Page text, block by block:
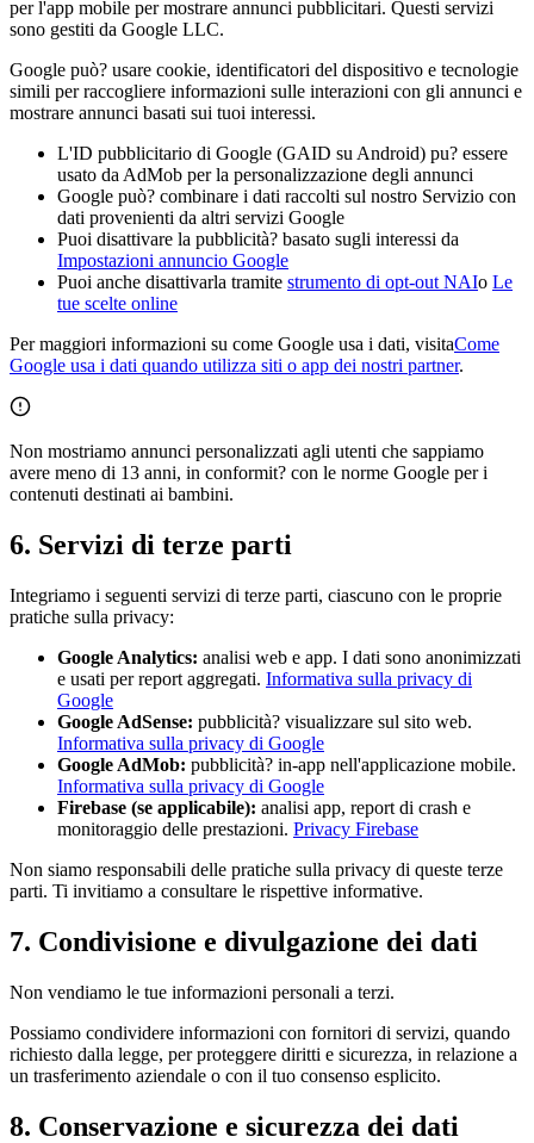
per l'app mobile per mostrare annunci pubblicitari. Questi servizi
sono gestiti da Google LLC.
Google può? usare cookie, identificatori del dispositivo e tecnologie
simili per raccogliere informazioni sulle interazioni con gli annunci e
mostrare annunci basati sui tuoi interessi.
L'ID pubblicitario di Google (GAID su Android) pu? essere
usato da AdMob per la personalizzazione degli annunci
Google può? combinare i dati raccolti sul nostro Servizio con
dati provenienti da altri servizi Google
Puoi disattivare la pubblicità? basato sugli interessi da
Impostazioni annuncio Google
Puoi anche disattivarla tramite strumento di opt-out NAIo Le
tue scelte online
Per maggiori informazioni su come Google usa i dati, visitaCome
Google usa i dati quando utilizza siti o app dei nostri partner.
Non mostriamo annunci personalizzati agli utenti che sappiamo
avere meno di 13 anni, in conformit? con le norme Google per i
contenuti destinati ai bambini.
6. Servizi di terze parti
Integriamo i seguenti servizi di terze parti, ciascuno con le proprie
pratiche sulla privacy:
Google Analytics: analisi web e app. I dati sono anonimizzati
e usati per report aggregati. Informativa sulla privacy di
Google
Google AdSense: pubblicità? visualizzare sul sito web.
Informativa sulla privacy di Google
Google AdMob: pubblicità? in-app nell'applicazione mobile.
Informativa sulla privacy di Google
Firebase (se applicabile): analisi app, report di crash e
monitoraggio delle prestazioni. Privacy Firebase
Non siamo responsabili delle pratiche sulla privacy di queste terze
parti. Ti invitiamo a consultare le rispettive informative.
7. Condivisione e divulgazione dei dati
Non vendiamo le tue informazioni personali a terzi.
Possiamo condividere informazioni con fornitori di servizi, quando
richiesto dalla legge, per proteggere diritti e sicurezza, in relazione a
un trasferimento aziendale o con il tuo consenso esplicito.
8. Conservazione e sicurezza dei dati